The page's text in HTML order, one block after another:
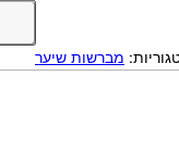
כ
ומברשות שיער